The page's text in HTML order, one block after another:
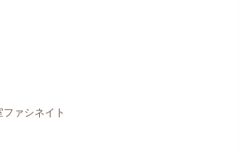
ァシネイト